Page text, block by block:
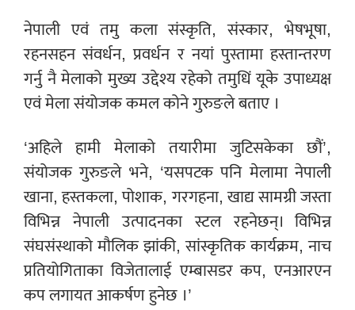
नेपाली एवं तमु कला संस्कृति, संस्कार, भेषभूषा,
रहनसहन संवर्धन, प्रवर्धन र नयां पुस्तामा हस्तान्तरण
गर्नु नै मेलाको मुख्य उद्देश्य रहेको तमुधिं यूके उपाध्यक्ष
एवं मेला संयोजक कमल कोने गुरुङले बताए ।
‘अहिले हामी मेलाको तयारीमा जुटिसकेका छौं’,
संयोजक गुरुङले भने, ‘यसपटक पनि मेलामा नेपाली
खाना, हस्तकला, पोशाक, गरगहना, खाद्य सामग्री जस्ता
विभिन्न नेपाली उत्पादनका स्टल रहनेछन्। विभिन्न
संघसंस्थाको मौलिक झांकी, सांस्कृतिक कार्यक्रम, नाच
प्रतियोगिताका विजेतालाई एम्बासडर कप, एनआरएन
कप लगायत आकर्षण हुनेछ ।’